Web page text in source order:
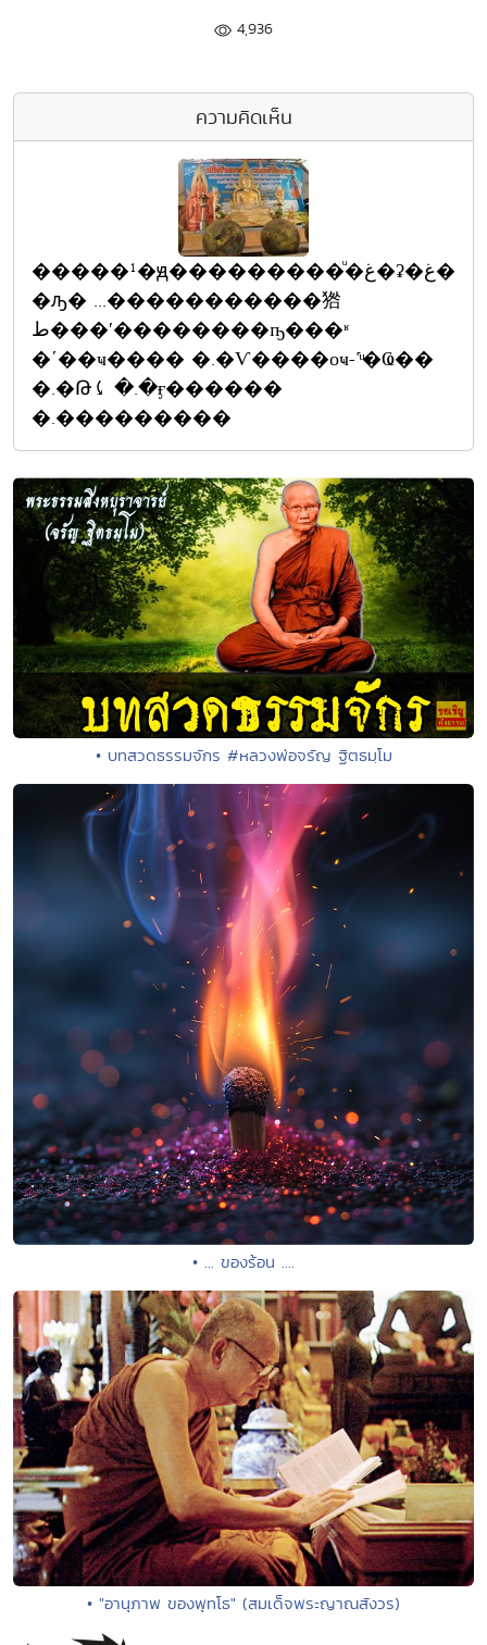
4,936
ความคิดเห็น
�����¹�ԭ���������ͧ�غ�ʡ�غ�
�ԡ� ...�����������㹾
ط���ʹ��������ҧ���ʶ
�ʹ��ҹ���� �.�Ѵ����оҹ-˹ͧ�Ҩ��
�.�Թ⤹ �.�ӻ������
�.���������
• บทสวดธรรมจักร #หลวงพ่อจรัญ ฐิตธมฺโม
• ... ของร้อน ....
• "อานุภาพ ของพุทโธ" (สมเด็จพระญาณสังวร)